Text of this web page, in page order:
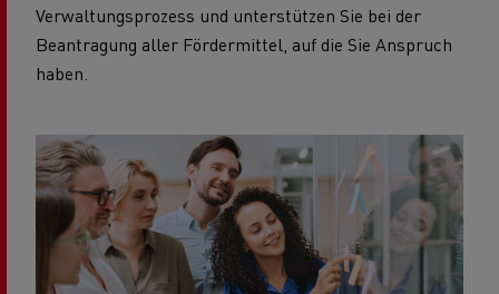
Verwaltungsprozess und unterstützen Sie bei der
Beantragung aller Fördermittel, auf die Sie Anspruch
haben.